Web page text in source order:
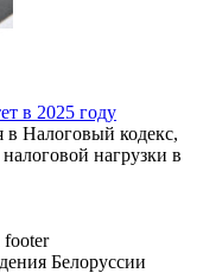
в 2025 году
в Налоговый кодекс,
нагрузки в
Белоруссии